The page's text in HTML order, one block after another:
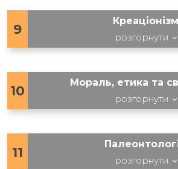
9
Креаціонізм
розгорнути
10
Мораль, етика та
розгорнути
11
розгорнути